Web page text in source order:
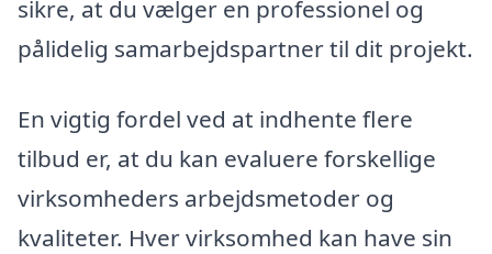
sikre, at du vælger en professionel og
pålidelig samarbejdspartner til dit projekt.
En vigtig fordel ved at indhente flere
tilbud er, at du kan evaluere forskellige
virksomheders arbejdsmetoder og
kvaliteter. Hver virksomhed kan have sin